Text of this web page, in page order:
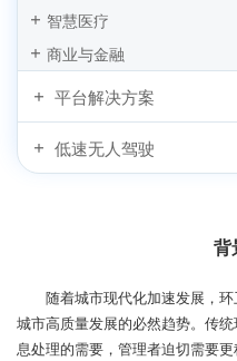
智慧医疗
商业与金融
平台解决方案
低速无人驾驶
背
随着城市现代化加速发展，环
城市高质量发展的必然趋势。传
息处理的需要，管理者迫切需要